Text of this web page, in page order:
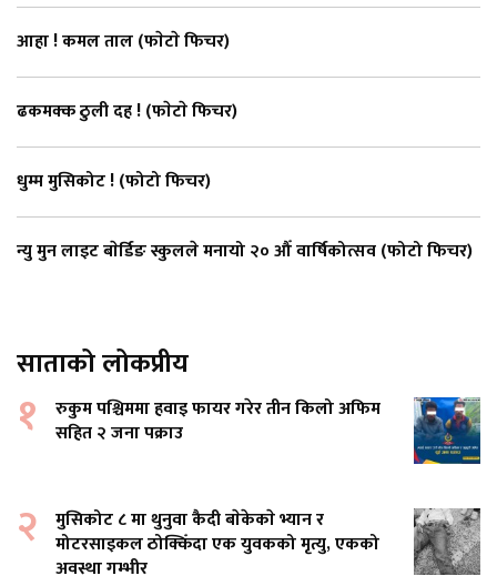
आहा ! कमल ताल (फाेटाे फिचर)
ढकमक्क ठुली दह ! (फाेटाे फिचर)
धुम्म मुसिकोट ! (फोटो फिचर)
न्यु मुन लाइट बाेर्डिङ स्कुलले मनायो २० औँ वार्षिकोत्सव (फोटो फिचर)
साताको लोकप्रीय
१
रुकुम पश्चिममा हवाइ फायर गरेर तीन किलो अफिम
सहित २ जना पक्राउ
२
मुसिकोट ८ मा थुनुवा कैदी बाेकेकाे भ्यान र
मोटरसाइकल ठोक्किँदा एक युवकको मृत्यु, एकको
अवस्था गम्भीर